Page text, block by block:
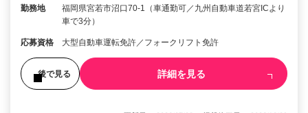
勤務地
福岡県宮若市沼口70-1（車通勤可／九州自動車道若宮ICより
車で3分）
応募資格 大型自動車運転免許／フォークリフト免許
後で見る 詳細を見る